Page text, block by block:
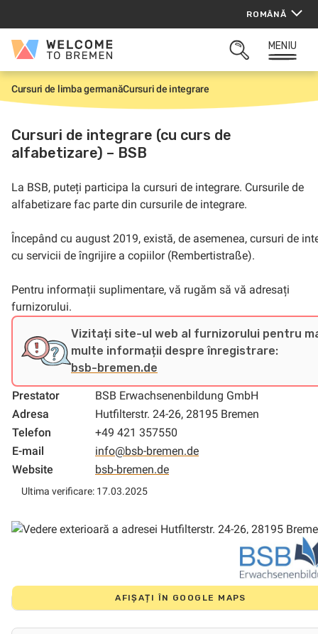
conținut
ROMÂNĂ
Welcome
Bremen
CĂUTARE
MENIU
P
r
m
a
p
i
ă
Cursuri de limba germanăCursuri de integrare
Cursuri de integrare (cu curs de
alfabetizare) – BSB
La BSB, puteți participa la cursuri de integrare. Cursurile de
alfabetizare fac parte din cursurile de integrare.
Începând cu august 2019, există, de asemenea, cursuri de
cu servicii de îngrijire a copiilor (Rembertistraße).
Pentru informații suplimentare, vă rugăm să vă adresați
furnizorului.
Vizitați site-ul web al furnizorului pentru
multe informații despre înregistrare:
bsb-bremen.de
Prestator
BSB Erwachsenenbildung GmbH
Adresa
Hutfilterstr. 24-26, 28195 Bremen
Telefon
+49 421 357550
E-mail
info@bsb-bremen.de
Website
bsb-bremen.de
Ultima verificare: 17.03.2025
AFIȘAȚI ÎN GOOGLE MAPS